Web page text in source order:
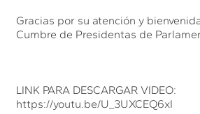
Gracias por su atención y
Cumbre de Presidentas de
LINK PARA DESCARGAR VIDEO:
https://youtu.be/U_3UXCEQ6xI